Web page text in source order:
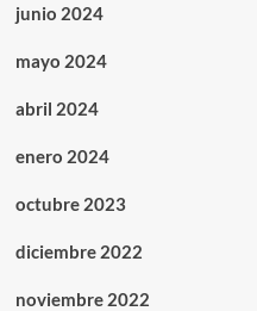
junio 2024
mayo 2024
abril 2024
enero 2024
octubre 2023
diciembre 2022
noviembre 2022